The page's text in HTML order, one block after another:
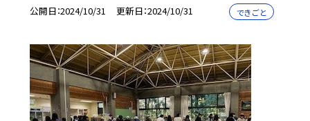
公開日 2024/10/31 更新日 2024/10/31 できごと